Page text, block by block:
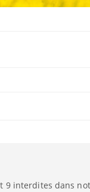
9 interdites dans